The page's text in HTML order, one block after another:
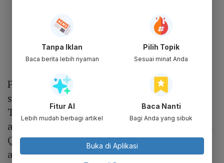
Pemain lainnya, Qoala juga menjadi salah
satu perusahaan
Tenggara, terutama dalam hal penjualan
asuransi retail. Ini didukung oleh pencapaian
Qoala Plus yang mencatatkan pertumbuhan
angka pemasaran produk asuransi hingga
Tanpa Iklan
Baca berita lebih nyaman
Pilih Topik
Sesuai minat Anda
Fitur AI
Lebih mudah berbagi artikel
Baca Nanti
Bagi Anda yang sibuk
Buka di Aplikasi